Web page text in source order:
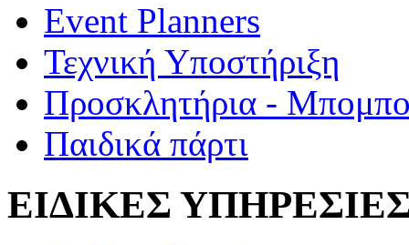
Event Planners
Τεχνική Υποστήριξη
Προσκλητήρια -
Παιδικά πάρτι
ΕΙΔΙΚΕΣ